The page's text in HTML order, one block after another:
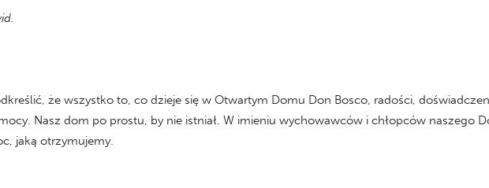
że wszystko to, co dzieje się w Otwartym Domu Don Bosco, radości,
Nasz dom po prostu, by nie istniał. W imieniu wychowawców i chłopców naszego
jaką otrzymujemy.